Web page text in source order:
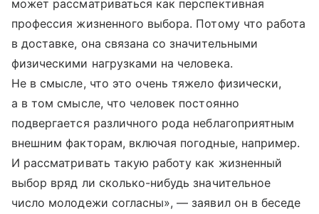
может рассматриваться как перспективная
профессия жизненного выбора. Потому что работа
в доставке, она связана со значительными
физическими нагрузками на человека.
Не в смысле, что это очень тяжело физически,
а в том смысле, что человек постоянно
подвергается различного рода неблагоприятным
внешним факторам, включая погодные, например.
И рассматривать такую работу как жизненный
выбор вряд ли сколько-нибудь значительное
число молодежи согласны», — заявил он в беседе